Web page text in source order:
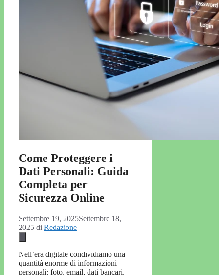
Come Proteggere i
Dati Personali: Guida
Completa per
Sicurezza Online
Settembre 19, 2025Settembre 18,
2025 di Redazione
Nell’era digitale condividiamo una
quantità enorme di informazioni
personali: foto, email, dati bancari,